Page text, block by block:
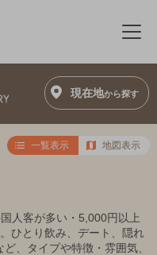
メ
現在地から探す
一覧表示 地図表示
人客が多い・5,000円以上
ひとり飲み、デート、隠れ
、タイプや特徴・雰囲気、